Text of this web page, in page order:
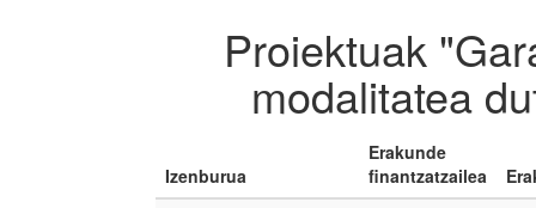
Proiektuak
modalitatea
Izenburua
Erakunde
finantzatzailea